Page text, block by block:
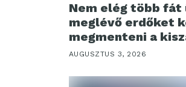
Nem elég több
meglévő erdőket
megmenteni a
AUGUSZTUS 3, 2026